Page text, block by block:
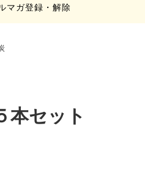
マガ登録・解除
本セット